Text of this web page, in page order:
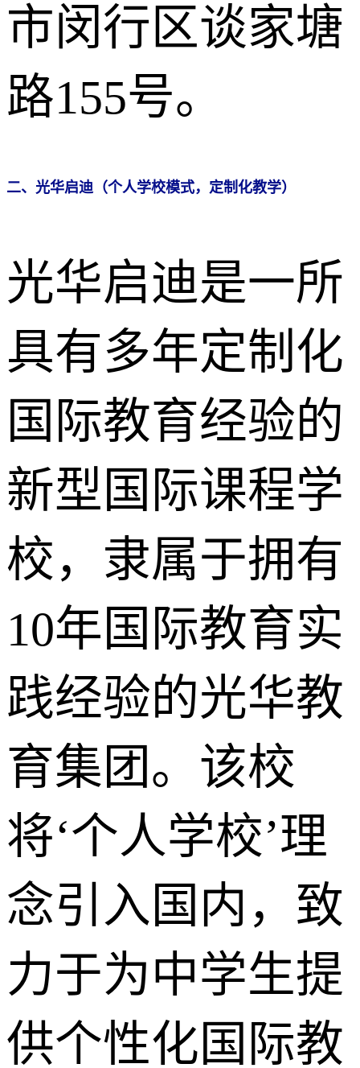
市闵行区谈家塘
路155号。
二、光华启迪（个人学校模式，定制化教学）
光华启迪是一所
具有多年定制化
国际教育经验的
新型国际课程学
校，隶属于拥有
10年国际教育实
践经验的光华教
育集团。该校
将‘个人学校’理
念引入国内，致
力于为中学生提
供个性化国际教